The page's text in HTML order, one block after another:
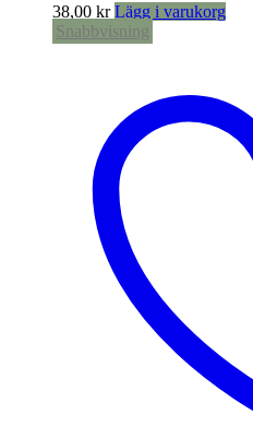
38,00 kr Lägg i varukorg
Snabbvisning